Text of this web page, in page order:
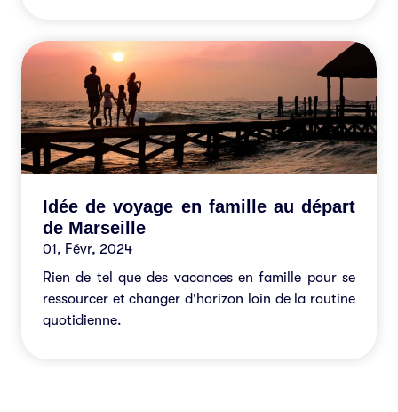
Idée de voyage en famille au départ
de Marseille
01, Févr, 2024
Rien de tel que des vacances en famille pour se
ressourcer et changer d'horizon loin de la routine
quotidienne.